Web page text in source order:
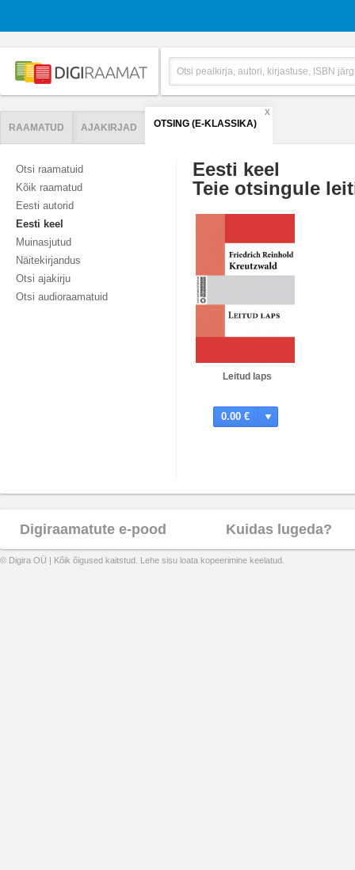
RAAMATUD AJAKIRJAD OTSING (E-KLASSIKA)
X
Otsi raamatuid
Kõik raamatud
Eesti autorid
Eesti keel
Muinasjutud
Näitekirjandus
Otsi ajakirju
Otsi audioraamatuid
Eesti keel
Teie otsingule
Leitud laps
0.00 €
Digiraamatute e-pood Kuidas lugeda?
© Digira OÜ | Kõik õigused kaitstud. Lehe sisu loata kopeerimine keelatud.